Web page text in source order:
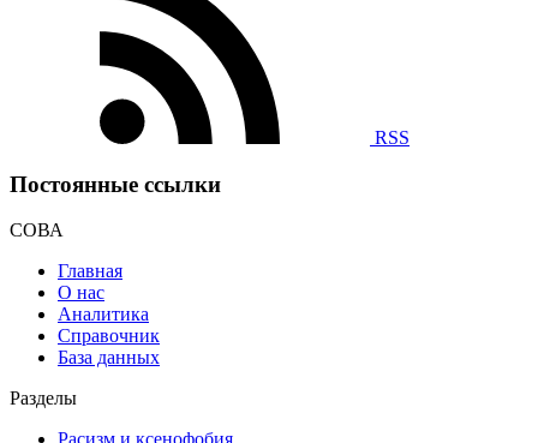
RSS
Постоянные ссылки
СОВА
Главная
О нас
Аналитика
Справочник
База данных
Разделы